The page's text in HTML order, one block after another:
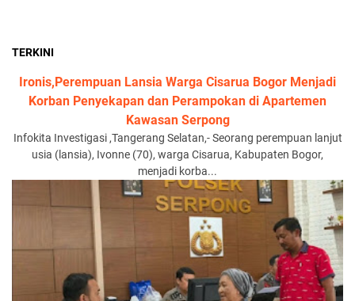
TERKINI
Ironis,Perempuan Lansia Warga Cisarua Bogor Menjadi
Korban Penyekapan dan Perampokan di Apartemen
Kawasan Serpong
Infokita Investigasi ,Tangerang Selatan,- Seorang perempuan lanjut
usia (lansia), Ivonne (70), warga Cisarua, Kabupaten Bogor,
menjadi korba...